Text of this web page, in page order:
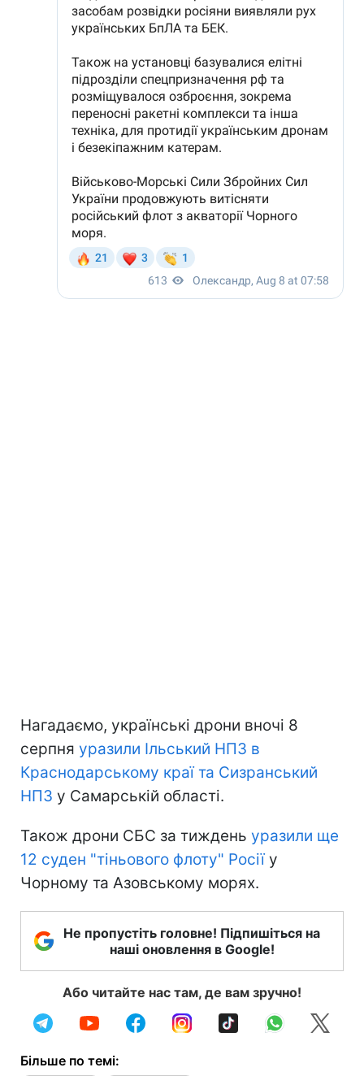
Нагадаємо, українські дрони вночі 8
серпня уразили Ільський НПЗ в
Краснодарському краї та Сизранський
НПЗ у Самарській області.
Також дрони СБС за тиждень уразили ще
12 суден "тіньового флоту" Росіїу
Чорному та Азовському морях.
Не пропустіть головне! Підпишіться на
наші оновлення в Google!
Або читайте нас там, де вам зручно!
Більше по темі: